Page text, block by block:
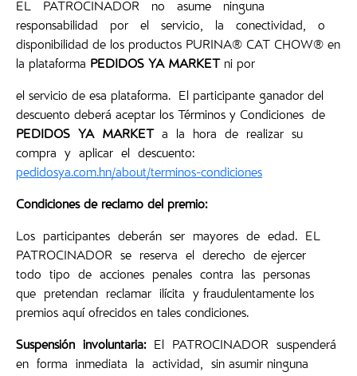
EL PATROCINADOR no asume ninguna
responsabilidad por el servicio, la conectividad, o
disponibilidad de los productos PURINA® CAT CHOW® en
la plataforma PEDIDOS YA MARKET ni por
el servicio de esa plataforma. El participante ganador del
descuento deberá aceptar los Términos y Condiciones de
PEDIDOS YA MARKET a la hora de realizar su
compra y aplicar el descuento:
pedidosya.com.hn/about/terminos-condiciones
Condicionesde reclamo del premio:
Los participantes deberán ser mayores de edad. EL
PATROCINADOR se reserva el derecho de ejercer
todo tipo de acciones penales contra las personas
que pretendan reclamar ilícita y fraudulentamente los
premios aquí ofrecidos en tales condiciones.
Suspensión involuntaria: El PATROCINADOR suspenderá
en forma inmediata la actividad, sin asumir ninguna